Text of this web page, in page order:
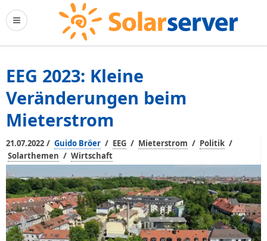
EEG 2023: Kleine
Veränderungen beim
Mieterstrom
21.07.2022 / Guido Bröer / EEG / Mieterstrom / Politik /
Solarthemen / Wirtschaft